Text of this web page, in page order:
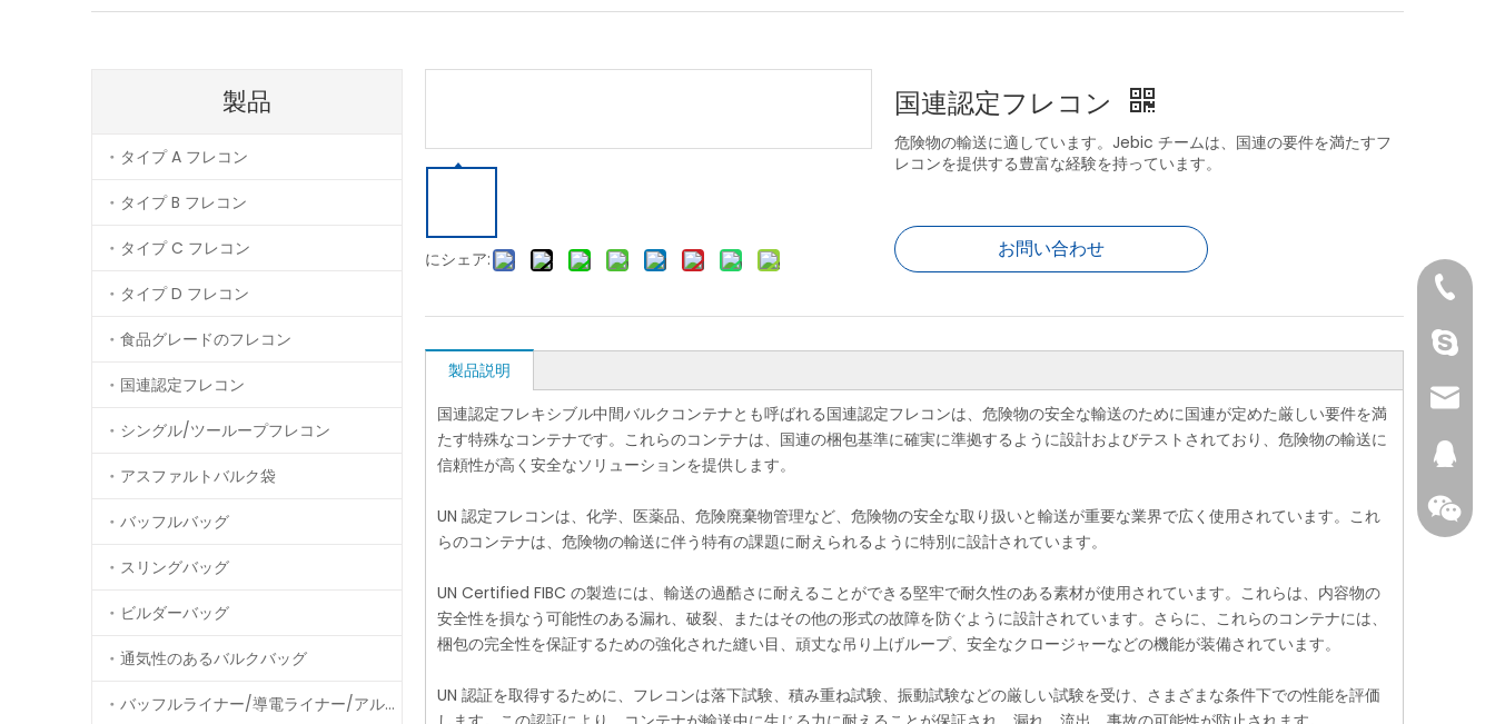
製品
タイプ A フレコン
タイプ B フレコン
タイプ C フレコン
タイプ D フレコン
食品グレードのフレコン
国連認定フレコン
シングル/ツーループフレコン
アスファルトバルク袋
バッフルバッグ
スリングバッグ
ビルダーバッグ
通気性のあるバルクバッグ
バッフルライナー/導電ライナー/アルミニウムライナー
にシェア:
国連認定フレコン
危険物の輸送に適しています。Jebic チームは、国連の要件を満たすフ
レコンを提供する豊富な経験を持っています。
お問い合わせ
製品説明
国連認定フレキシブル中間バルクコンテナとも呼ばれる国連認定フレコンは、危険物の安全な輸送のために国連が定めた厳しい要件を満
たす特殊なコンテナです。これらのコンテナは、国連の梱包基準に確実に準拠するように設計およびテストされており、危険物の輸送に
信頼性が高く安全なソリューションを提供します。
UN 認定フレコンは、化学、医薬品、危険廃棄物管理など、危険物の安全な取り扱いと輸送が重要な業界で広く使用されています。これ
らのコンテナは、危険物の輸送に伴う特有の課題に耐えられるように特別に設計されています。
UN Certified FIBC の製造には、輸送の過酷さに耐えることができる堅牢で耐久性のある素材が使用されています。これらは、内容物の
安全性を損なう可能性のある漏れ、破裂、またはその他の形式の故障を防ぐように設計されています。さらに、これらのコンテナには、
梱包の完全性を保証するための強化された縫い目、頑丈な吊り上げループ、安全なクロージャーなどの機能が装備されています。
UN 認証を取得するために、フレコンは落下試験、積み重ね試験、振動試験などの厳しい試験を受け、さまざまな条件下での性能を評価
+86-
Nancy